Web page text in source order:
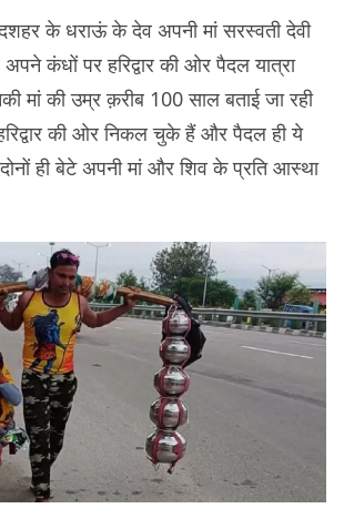
के धराऊं के देव अपनी मां सरस्वती देवी
कंधों पर हरिद्वार की ओर पैदल यात्रा
की उम्र क़रीब 100 साल बताई जा रही
की ओर निकल चुके हैं और पैदल ही ये
ही बेटे अपनी मां और शिव के प्रति आस्था